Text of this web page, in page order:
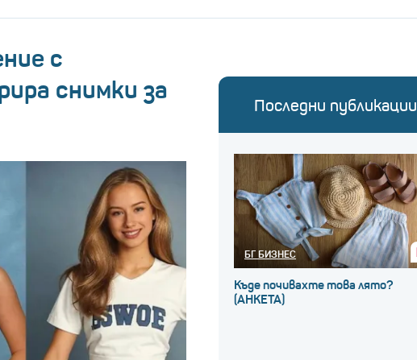
с
снимки за
Последни публикации
БГ БИЗНЕС
Къде почивахте това лято?
(АНКЕТА)